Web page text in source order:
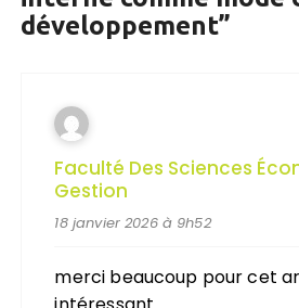
développement”
Faculté Des Sciences
Gestion
18 janvier 2026 à 9h52
merci beaucoup pour cet